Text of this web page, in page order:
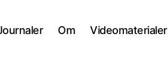
Om Videomaterialer